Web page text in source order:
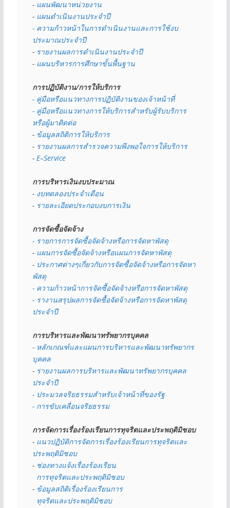
- แผนพัฒนาหน่วยงาน
- แผนดำเนินงานประจำปี
- ความก้าวหน้าในการดำเนินงานและการใช้งบ
ประมาณประจำปี
- รายงานผลการดำเนินงานประจำปี
- แผนบริหารการศึกษาขั้นพื้นฐาน
การปฏิบัติงาน/การให้บริการ
- คู่มือหรือแนวทางการปฏิบัติงานของเจ้าหน้าที่
- คู่มือหรือแนวทางการให้บริการสำหรับผู้รับบริการ
หรือผู้มาติดต่อ
- ข้อมูลสถิติการให้บริการ
- รายงานผลการสำรวจความพึงพอใจการให้บริการ
- E–Service
การบริหารเงินงบประมาณ
- งบทดลองประจำเดือน
- รายละเอียดประกอบงบการเงิน
การจัดซื้อจัดจ้าง
- รายการการจัดซื้อจัดจ้างหรือการจัดหาพัสดุ
- แผนการจัดซื้อจัดจ้างหรือแผนการจัดหาพัสดุ
- ประกาศต่างๆเกี่ยวกับการจัดซื้อจัดจ้างหรือการจัดหา
พัสดุ
- ความก้าวหน้าการจัดซื้อจัดจ้างหรือการจัดหาพัสดุ
- รางานสรุปผลการจัดซื้อจัดจ้างหรือการจัดหาพัสดุ
ประจำปี
การบริหารและพัฒนาทรัพยากรบุคคล
- หลักเกณฑ์และแผนการบริหารและพัฒนาทรัพยากร
บุคคล
- รายงานผลการบริหารและพัฒนาทรัพยากรบุคคล
ประจำปี
- ประมวลจริยธรรมสำหรับเจ้าหน้าที่ของรัฐ
- การขับเคลื่อนจริยธรรม
การจัดการเรื่องร้องเรียนการทุจริตและประพฤติมิชอบ
- แนวปฏิบัติการจัดการเรื่องร้องเรียนการทุจริตและ
ประพฤติมิชอบ
- ช่องทางแจ้งเรื่องร้องเรียน
  การทุจริตและประพฤติมิชอบ
- ข้อมูลสถิติเรื่องร้องเรียนการ
  ทุจริตและประพฤติมิชอบ